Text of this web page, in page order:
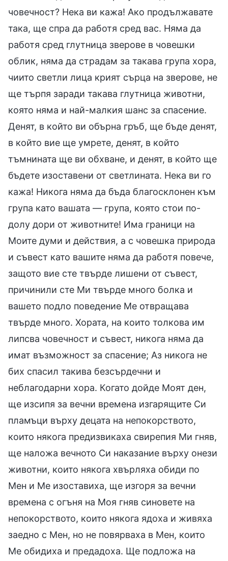
човечност? Нека ви кажа! Ако продължавате
така, ще спра да работя сред вас. Няма да
работя сред глутница зверове в човешки
облик, няма да страдам за такава група хора,
чиито светли лица крият сърца на зверове, не
ще търпя заради такава глутница животни,
която няма и най-малкия шанс за спасение.
Денят, в който ви обърна гръб, ще бъде денят,
в който вие ще умрете, денят, в който
тъмнината ще ви обхване, и денят, в който ще
бъдете изоставени от светлината. Нека ви го
кажа! Никога няма да бъда благосклонен към
група като вашата — група, която стои по-
долу дори от животните! Има граници на
Моите думи и действия, а с човешка природа
и съвест като вашите няма да работя повече,
защото вие сте твърде лишени от съвест,
причинили сте Ми твърде много болка и
вашето подло поведение Ме отвращава
твърде много. Хората, на които толкова им
липсва човечност и съвест, никога няма да
имат възможност за спасение; Аз никога не
бих спасил такива безсърдечни и
неблагодарни хора. Когато дойде Моят ден,
ще изсипя за вечни времена изгарящите Си
пламъци върху децата на непокорството,
които някога предизвикаха свирепия Ми гняв,
ще наложа вечното Си наказание върху онези
животни, които някога хвърляха обиди по
Мен и Ме изоставиха, ще изгоря за вечни
времена с огъня на Моя гняв синовете на
непокорството, които някога ядоха и живяха
заедно с Мен, но не повярваха в Мен, които
Ме обидиха и предадоха. Ще подложа на